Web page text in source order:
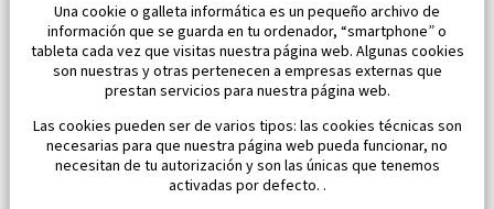
Una cookie o galleta informática es un pequeño archivo de
información que se guarda en tu ordenador, “smartphone” o
tableta cada vez que visitas nuestra página web. Algunas cookies
son nuestras y otras pertenecen a empresas externas que
prestan servicios para nuestra página web.
Las cookies pueden ser de varios tipos: las cookies técnicas son
necesarias para que nuestra página web pueda funcionar, no
necesitan de tu autorización y son las únicas que tenemos
activadas por defecto. .